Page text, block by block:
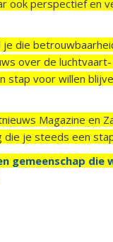
ook perspectief en
die
over de
stap voor willen
Magazine en
die je steeds een
gemeenschap die